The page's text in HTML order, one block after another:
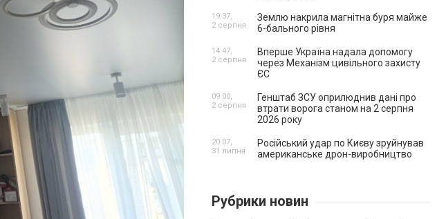
Землю накрила магнітна буря майже
6-бального рівня
19:37,
2 серпня
Вперше Україна надала допомогу
через Механізм цивільного захисту
ЄС
14:47,
2 серпня
Генштаб ЗСУ оприлюднив дані про
втрати ворога станом на 2 серпня
2026 року
09:00,
2 серпня
Російський удар по Києву зруйнував
американське дрон-виробництво
20:07,
31 липня
Рубрики новин